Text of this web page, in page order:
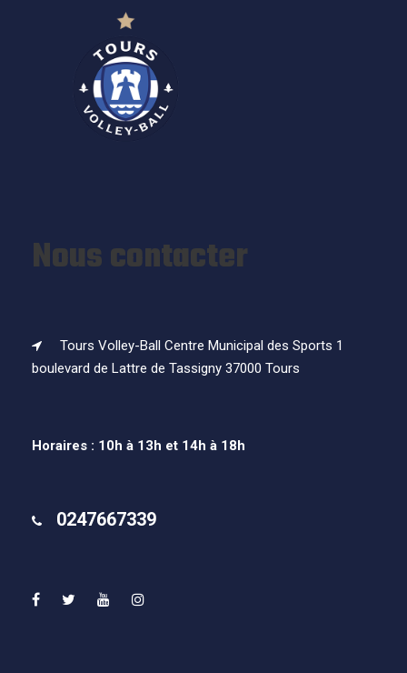
Nous contacter
Tours Volley-Ball Centre Municipal des Sports 1
boulevard de Lattre de Tassigny 37000 Tours
Horaires : 10h à 13h et 14h à 18h
0247667339